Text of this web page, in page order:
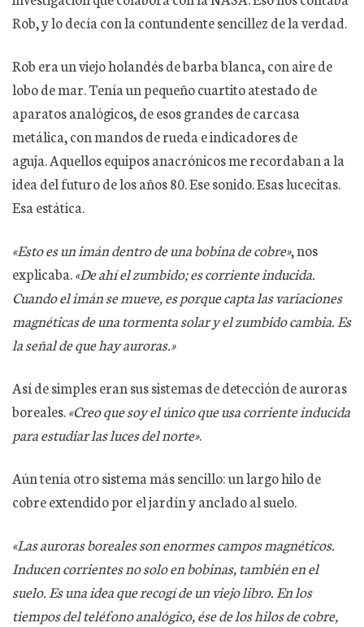
Rob, y lo decía con la contundente sencillez de la verdad.
Rob era un viejo holandés de barba blanca, con aire de
lobo de mar. Tenía un pequeño cuartito atestado de
aparatos analógicos, de esos grandes de carcasa
metálica, con mandos de rueda e indicadores de
aguja. Aquellos equipos anacrónicos me recordaban a la
idea del futuro de los años 80. Ese sonido. Esas lucecitas.
Esa estática.
«Esto es un imán dentro de una bobina de cobre», nos
explicaba.«De ahí el zumbido; es corriente inducida.
Cuando el imán se mueve, es porque capta las variaciones
magnéticas de una tormenta solar y el zumbido cambia. Es
la señal de que hay auroras.»
Así de simples eran sus sistemas de detección de auroras
boreales.«Creo que soy el único que usa corriente inducida
para estudiar las luces del norte».
Aún tenía otro sistema más sencillo: un largo hilo de
cobre extendido por el jardín y anclado al suelo.
«Las auroras boreales son enormes campos magnéticos.
Inducen corrientes no solo en bobinas, también en el
suelo. Es una idea que recogí de un viejo libro. En los
tiempos del teléfono analógico, ése de los hilos de cobre,